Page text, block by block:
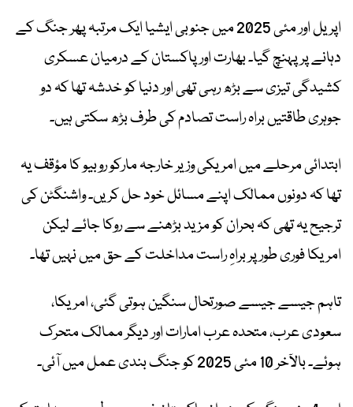
اپریل اور مئی 2025 میں جنوبی ایشیا ایک مرتبہ پھر جنگ کے
دہانے پر پہنچ گیا۔ بھارت اور پاکستان کے درمیان عسکری
کشیدگی تیزی سے بڑھ رہی تھی اور دنیا کو خدشہ تھا کہ دو
جوہری طاقتیں براہ راست تصادم کی طرف بڑھ سکتی ہیں۔
ابتدائی مرحلے میں امریکی وزیر خارجہ مارکو روبیو کا مؤقف یہ
تھا کہ دونوں ممالک اپنے مسائل خود حل کریں۔ واشنگٹن کی
ترجیح یہ تھی کہ بحران کو مزید بڑھنے سے روکا جائے لیکن
امریکا فوری طور پر براہِ راست مداخلت کے حق میں نہیں تھا۔
تاہم جیسے جیسے صورتحال سنگین ہوتی گئی، امریکا،
سعودی عرب، متحدہ عرب امارات اور دیگر ممالک متحرک
ہوئے۔ بالآخر 10 مئی 2025 کو جنگ بندی عمل میں آئی۔